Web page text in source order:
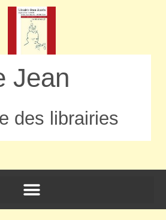
Jean
des librairies